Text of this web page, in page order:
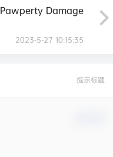
Pawperty Damage
2023-5-27 10:15:35
提示标题